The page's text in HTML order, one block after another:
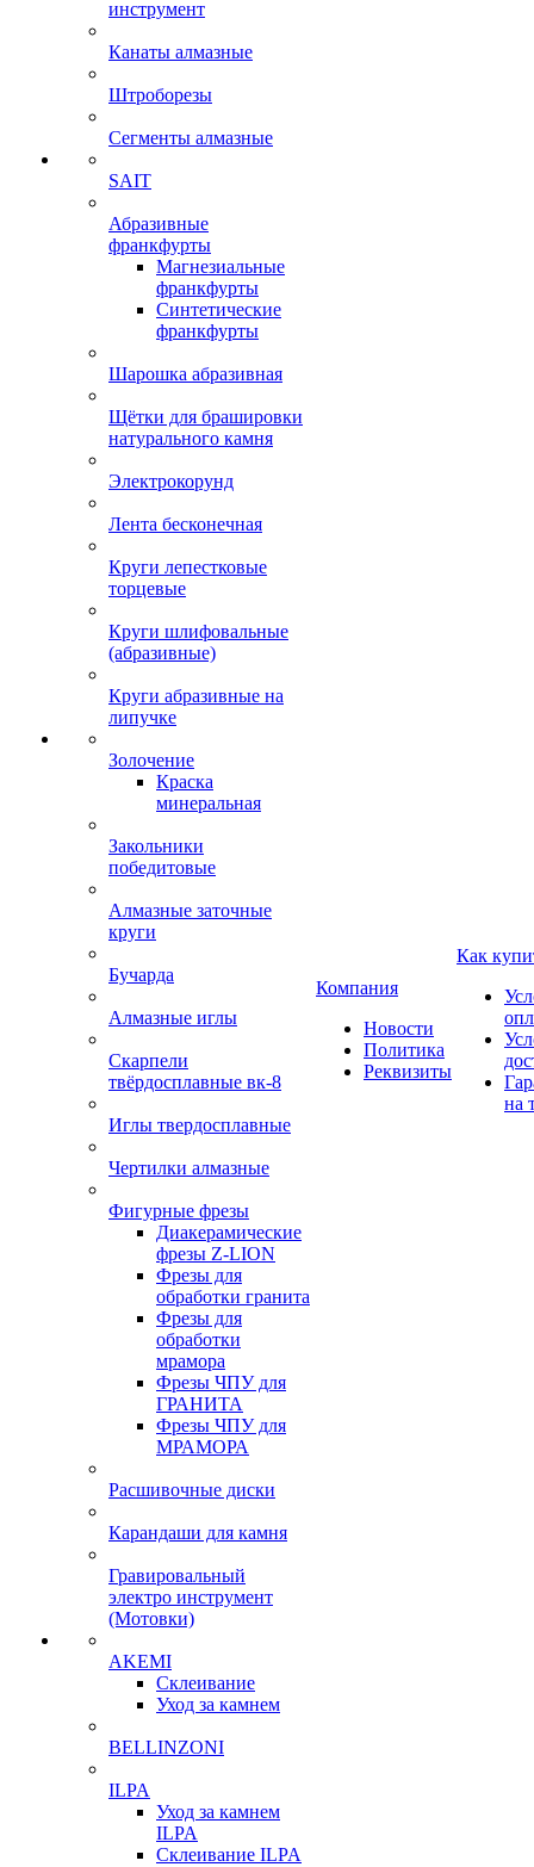
инструмент
Канаты алмазные
Штроборезы
Сегменты алмазные
SAIT
Абразивные
франкфурты
Магнезиальные
франкфурты
Синтетические
франкфурты
Шарошка абразивная
Щётки для брашировки
натурального камня
Электрокорунд
Лента бесконечная
Круги лепестковые
торцевые
Круги шлифовальные
(абразивные)
Круги абразивные на
липучке
Золочение
Краска
минеральная
Закольники
победитовые
Алмазные заточные
круги
Бучарда
Алмазные иглы
Скарпели
твёрдосплавные вк-8
Иглы твердосплавные
Чертилки алмазные
Фигурные фрезы
Диакерамические
фрезы Z-LION
Фрезы для
обработки гранита
Фрезы для
обработки
мрамора
Фрезы ЧПУ для
ГРАНИТА
Фрезы ЧПУ для
МРАМОРА
Расшивочные диски
Карандаши для камня
Гравировальный
электро инструмент
(Мотовки)
AKEMI
Склеивание
Уход за камнем
BELLINZONI
ILPA
Уход за камнем
ILPA
Склеивание ILPA
Компания
Новости
Политика
Реквизиты
Как
на